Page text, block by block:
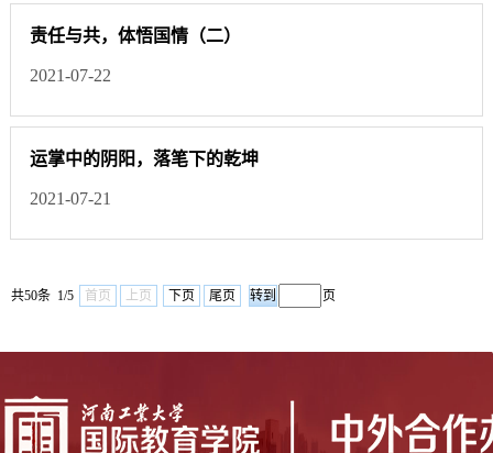
责任与共，体悟国情（二）
2021-07-22
运掌中的阴阳，落笔下的乾坤
2021-07-21
共50条 1/5 首页 上页 下页 尾页 页